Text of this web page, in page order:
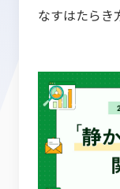
なすはたらき